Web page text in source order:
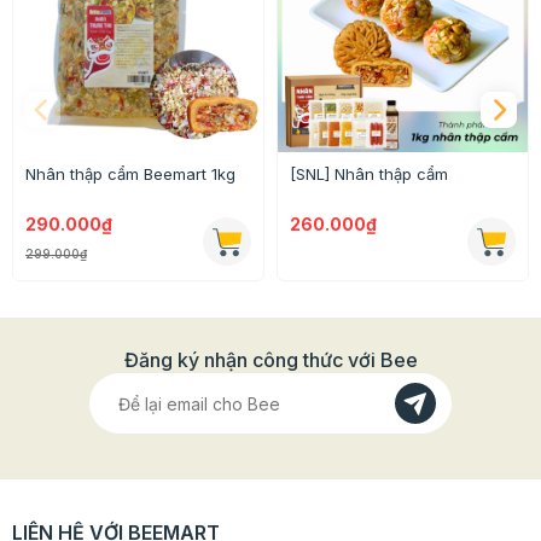
Vỏ cam có nhiều công dụng tốt cho sức khỏe như:
Nhân thập cẩm Beemart 1kg
290.000₫
299.000₫
[SNL] Nhân thập cẩm
260.000₫
Đăng ký nhận công thức với Bee
LIÊN HỆ VỚI BEEMART